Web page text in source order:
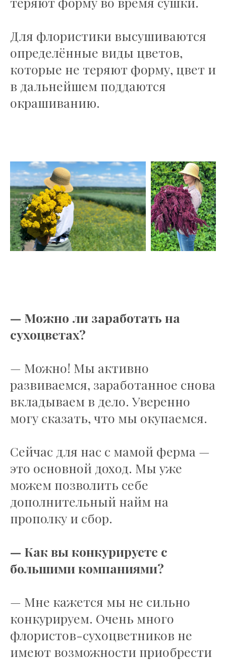
Для флористики высушиваются
определённые виды цветов,
которые не теряют форму, цвет и
в дальнейшем поддаются
окрашиванию.
— Можно ли заработать на
сухоцветах?
— Можно! Мы активно
развиваемся, заработанное снова
вкладываем в дело. Уверенно
могу сказать, что мы окупаемся.
Сейчас для нас с мамой ферма —
это основной доход. Мы уже
можем позволить себе
дополнительный найм на
прополку и сбор.
— Как вы конкурируете с
большими компаниями?
— Мне кажется мы не сильно
конкурируем. Очень много
флористов-сухоцветников не
имеют возможности приобрести